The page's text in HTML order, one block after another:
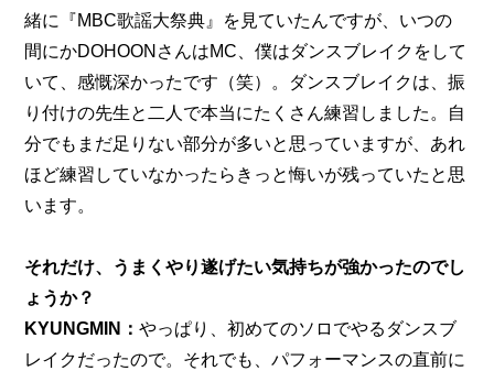
緒に『MBC歌謡大祭典』を見ていたんですが、いつの
間にかDOHOONさんはMC、僕はダンスブレイクをして
いて、感慨深かったです（笑）。ダンスブレイクは、振
り付けの先生と二人で本当にたくさん練習しました。自
分でもまだ足りない部分が多いと思っていますが、あれ
ほど練習していなかったらきっと悔いが残っていたと思
います。
それだけ、うまくやり遂げたい気持ちが強かったのでし
ょうか？
KYUNGMIN：やっぱり、初めてのソロでやるダンスブ
レイクだったので。それでも、パフォーマンスの直前に